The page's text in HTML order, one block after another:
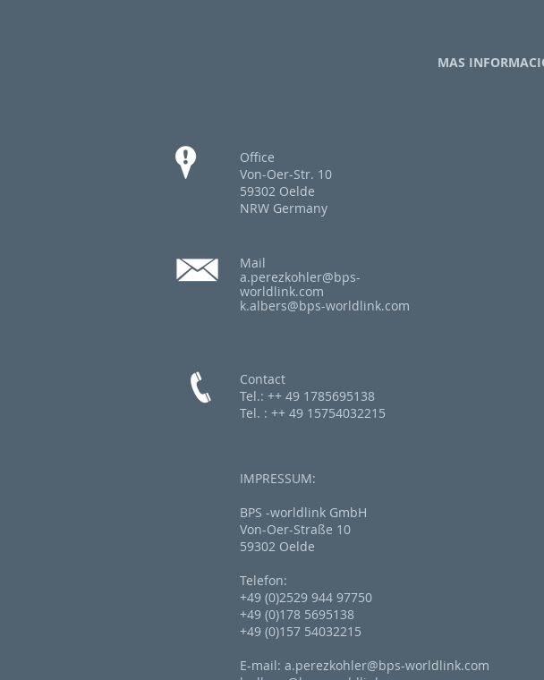
MAS
Office
Von-Oer-Str. 10
59302 Oelde
NRW Germany
Mail
a.perezkohler@bps-
worldlink.com
k.albers@bps-worldlink.com
Contact
Tel.: ++ 49 1785695138
Tel. : ++ 49 15754032215
IMPRESSUM:
BPS -worldlink GmbH
Von-Oer-Straße 10
59302 Oelde
Telefon:
+49 (0)2529 944 97750
+49 (0)178 5695138
+49 (0)157 54032215
E-mail: a.perezkohler@bps-worldlink.com